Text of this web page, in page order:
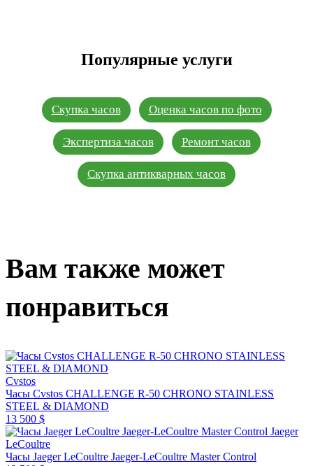
Популярные услуги
Скупка часов Оценка часов по фото
Экспертиза часов Ремонт часов
Скупка антикварных часов
Вам также может
понравиться
Cvstos
Часы Cvstos CHALLENGE R-50 CHRONO STAINLESS
STEEL & DIAMOND
13 500 $
Jaeger
LeCoultre
Часы Jaeger LeCoultre Jaeger-LeCoultre Master Control